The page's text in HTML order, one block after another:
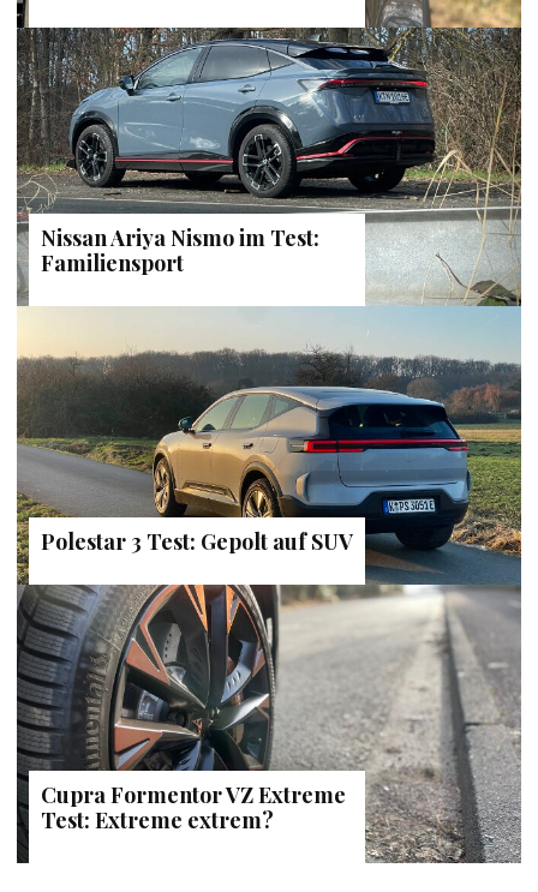
Nissan Ariya Nismo im Test:
Familiensport
Polestar 3 Test: Gepolt auf SUV
Cupra Formentor VZ Extreme
Test: Extreme extrem?